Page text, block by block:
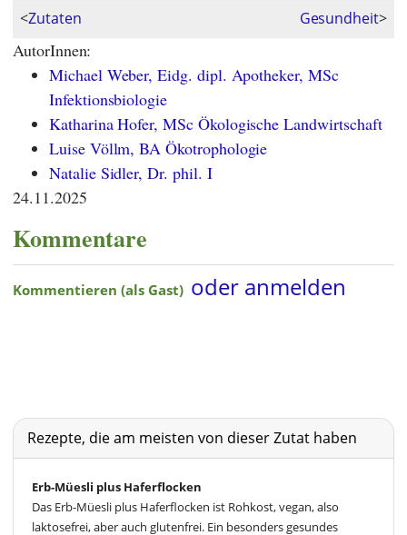
<Zutaten Gesundheit>
AutorInnen:
Michael Weber, Eidg. dipl. Apotheker, MSc
Infektionsbiologie
Katharina Hofer, MSc Ökologische Landwirtschaft
Luise Völlm, BA Ökotrophologie
Natalie Sidler, Dr. phil. I
24.11.2025
Kommentare
Rezepte, die am meisten von dieser Zutat haben
Erb-Müesli plus Haferflocken
Das Erb-Müesli plus Haferflocken ist Rohkost, vegan, also
laktosefrei, aber auch glutenfrei. Ein besonders gesundes